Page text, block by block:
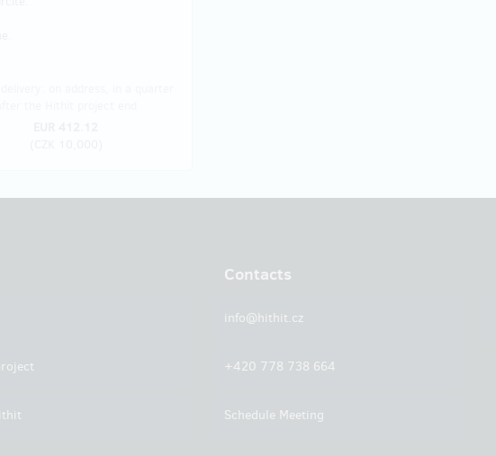
Contacts
info@hithit.cz
+420 778 738 664
Schedule Meeting